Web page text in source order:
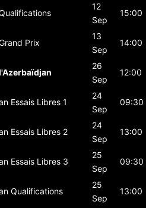
12
Sep
15:00
Prix
13
Sep
14:00
26
Sep
12:00
Essais Libres 1
24
Sep
09:30
Essais Libres 2
24
Sep
13:00
Essais Libres 3
25
Sep
09:30
Qualifications
25
Sep
13:00